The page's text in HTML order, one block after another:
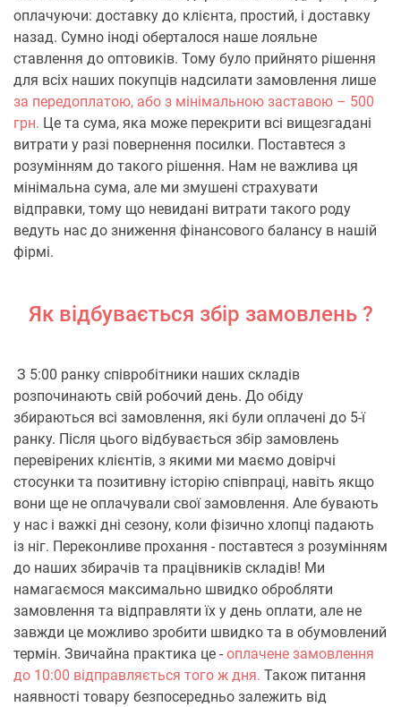
оплачуючи: доставку до клієнта, простий, і доставку
назад. Сумно іноді оберталося наше лояльне
ставлення до оптовиків. Тому було прийнято рішення
для всіх наших покупців надсилати замовлення лише
за передоплатою, або з мінімальною заставою – 500
грн. Це та сума, яка може перекрити всі вищезгадані
витрати у разі повернення посилки. Поставтеся з
розумінням до такого рішення. Нам не важлива ця
мінімальна сума, але ми змушені страхувати
відправки, тому що невидані витрати такого роду
ведуть нас до зниження фінансового балансу в нашій
фірмі.
Як відбувається збір замовлень ?
З 5:00 ранку співробітники наших складів
розпочинають свій робочий день. До обіду
збираються всі замовлення, які були оплачені до 5-ї
ранку. Після цього відбувається збір замовлень
перевірених клієнтів, з якими ми маємо довірчі
стосунки та позитивну історію співпраці, навіть якщо
вони ще не оплачували свої замовлення. Але бувають
у нас і важкі дні сезону, коли фізично хлопці падають
із ніг. Переконливе прохання - поставтеся з розумінням
до наших збирачів та працівників складів! Ми
намагаємося максимально швидко обробляти
замовлення та відправляти їх у день оплати, але не
завжди це можливо зробити швидко та в обумовлений
термін. Звичайна практика це - оплачене замовлення
до 10:00 відправляється того ж дня. Також питання
наявності товару безпосередньо залежить від